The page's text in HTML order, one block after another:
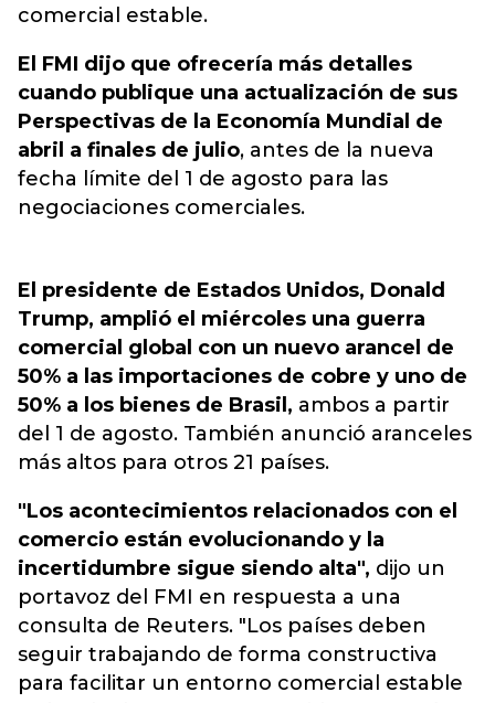
comercial estable.
El FMI dijo que ofrecería más detalles
cuando publique una actualización de sus
Perspectivas de la Economía Mundial de
abril a finales de julio, antes de la nueva
fecha límite del 1 de agosto para las
negociaciones comerciales.
El presidente de Estados Unidos, Donald
Trump, amplió el miércoles una guerra
comercial global con un nuevo arancel de
50% a las importaciones de cobre y uno de
50% a los bienes de Brasil, ambos a partir
del 1 de agosto. También anunció aranceles
más altos para otros 21 países.
"Los acontecimientos relacionados con el
comercio están evolucionando y la
incertidumbre sigue siendo alta", dijo un
portavoz del FMI en respuesta a una
consulta de Reuters. "Los países deben
seguir trabajando de forma constructiva
para facilitar un entorno comercial estable